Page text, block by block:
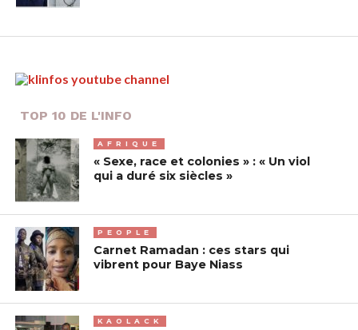
TOP 10 DE L'INFO
AFRIQUE
« Sexe, race et colonies » : « Un viol
qui a duré six siècles »
PEOPLE
Carnet Ramadan : ces stars qui
vibrent pour Baye Niass
KAOLACK